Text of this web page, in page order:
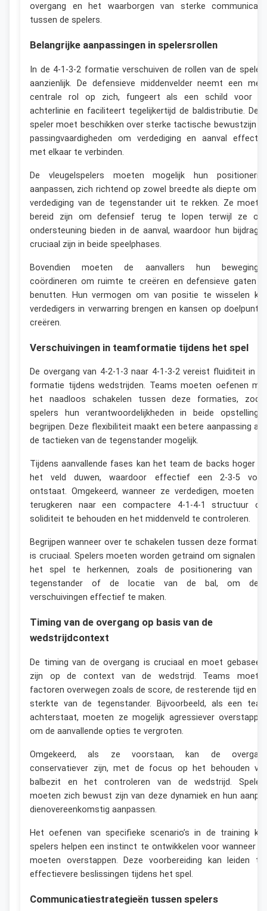
overgang en het waarborgen van sterke
tussen de spelers.
Belangrijke aanpassingen in spelersrollen
In de 4-1-3-2 formatie verschuiven de rollen van de
aanzienlijk. De defensieve middenvelder neemt een
centrale rol op zich, fungeert als een schild voor
achterlinie en faciliteert tegelijkertijd de baldistributie.
speler moet beschikken over sterke tactische bewustzijn
passingvaardigheden om verdediging en aanval
met elkaar te verbinden.
De vleugelspelers moeten mogelijk hun
aanpassen, zich richtend op zowel breedte als diepte om
verdediging van de tegenstander uit te rekken. Ze
bereid zijn om defensief terug te lopen terwijl ze
ondersteuning bieden in de aanval, waardoor hun
cruciaal zijn in beide speelphases.
Bovendien moeten de aanvallers hun
coördineren om ruimte te creëren en defensieve gaten
benutten. Hun vermogen om van positie te wisselen
verdedigers in verwarring brengen en kansen op
creëren.
Verschuivingen in teamformatie tijdens het spel
De overgang van 4-2-1-3 naar 4-1-3-2 vereist fluiditeit in
formatie tijdens wedstrijden. Teams moeten oefenen
het naadloos schakelen tussen deze formaties,
spelers hun verantwoordelijkheden in beide
begrijpen. Deze flexibiliteit maakt een betere aanpassing
de tactieken van de tegenstander mogelijk.
Tijdens aanvallende fases kan het team de backs hoger
het veld duwen, waardoor effectief een 2-3-5
ontstaat. Omgekeerd, wanneer ze verdedigen, moeten
terugkeren naar een compactere 4-1-4-1 structuur
soliditeit te behouden en het middenveld te controleren.
Begrijpen wanneer over te schakelen tussen deze
is cruciaal. Spelers moeten worden getraind om signalen
het spel te herkennen, zoals de positionering van
tegenstander of de locatie van de bal, om
verschuivingen effectief te maken.
Timing van de overgang op basis van de
wedstrijdcontext
De timing van de overgang is cruciaal en moet
zijn op de context van de wedstrijd. Teams
factoren overwegen zoals de score, de resterende tijd en
sterkte van de tegenstander. Bijvoorbeeld, als een
achterstaat, moeten ze mogelijk agressiever
om de aanvallende opties te vergroten.
Omgekeerd, als ze voorstaan, kan de
conservatiever zijn, met de focus op het behouden
balbezit en het controleren van de wedstrijd.
moeten zich bewust zijn van deze dynamiek en hun
dienovereenkomstig aanpassen.
Het oefenen van specifieke scenario’s in de training
spelers helpen een instinct te ontwikkelen voor wanneer
moeten overstappen. Deze voorbereiding kan leiden
effectievere beslissingen tijdens het spel.
Communicatiestrategieën tussen spelers